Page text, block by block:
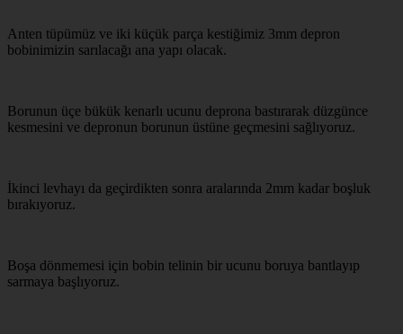
Anten tüpümüz ve iki küçük parça kestiğimiz 3mm depron
bobinimizin sarılacağı ana yapı olacak.
Borunun üçe bükük kenarlı ucunu deprona bastırarak düzgünce
kesmesini ve depronun borunun üstüne geçmesini sağlıyoruz.
İkinci levhayı da geçirdikten sonra aralarında 2mm kadar boşluk
bırakıyoruz.
Boşa dönmemesi için bobin telinin bir ucunu boruya bantlayıp
sarmaya başlıyoruz.